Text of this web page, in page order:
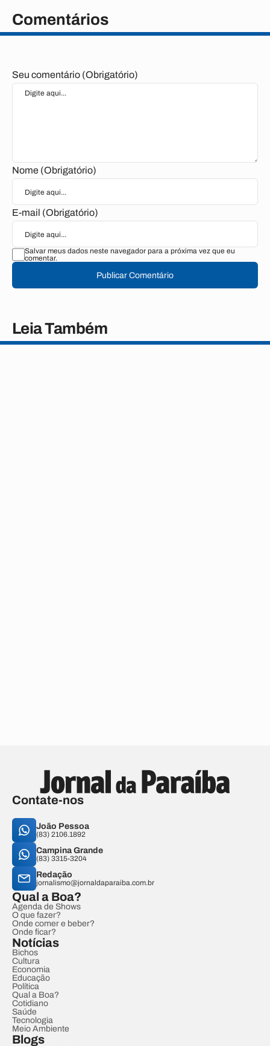
Comentários
Seu comentário (Obrigatório)
Nome (Obrigatório)
E-mail (Obrigatório)
Salvar meus dados neste navegador para a próxima vez que eu
comentar.
Publicar Comentário
Leia Também
Contate-nos
João Pessoa
(83) 2106.1892
Campina Grande
(83) 3315-3204
Redação
jornalismo@jornaldaparaiba.com.br
Qual a Boa?
Agenda de Shows
O que fazer?
Onde comer e beber?
Onde ficar?
Notícias
Bichos
Cultura
Economia
Educação
Política
Qual a Boa?
Cotidiano
Saúde
Tecnologia
Meio Ambiente
Blogs